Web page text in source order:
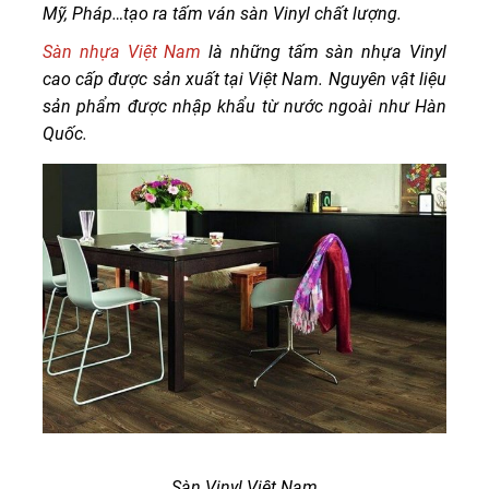
Mỹ, Pháp…tạo ra tấm ván sàn Vinyl chất lượng.
Sàn nhựa Việt Nam là những tấm sàn nhựa Vinyl
cao cấp được sản xuất tại Việt Nam. Nguyên vật liệu
sản phẩm được nhập khẩu từ nước ngoài như Hàn
Quốc.